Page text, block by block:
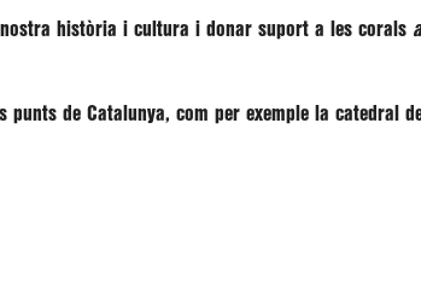
història i cultura i donar suport a les corals
punts de Catalunya, com per exemple la catedral